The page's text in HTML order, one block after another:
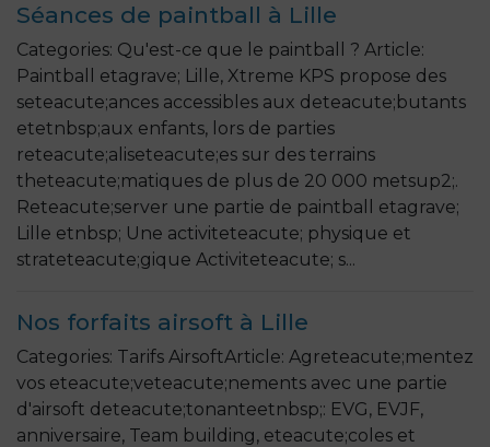
Séances de paintball à Lille
Categories: Qu'est-ce que le paintball ? Article:
Paintball etagrave; Lille, Xtreme KPS propose des
seteacute;ances accessibles aux deteacute;butants
etetnbsp;aux enfants, lors de parties
reteacute;aliseteacute;es sur des terrains
theteacute;matiques de plus de 20 000 metsup2;.
Reteacute;server une partie de paintball etagrave;
Lille etnbsp; Une activiteteacute; physique et
strateteacute;gique Activiteteacute; s...
Nos forfaits airsoft à Lille
Categories: Tarifs AirsoftArticle: Agreteacute;mentez
vos eteacute;veteacute;nements avec une partie
d'airsoft deteacute;tonanteetnbsp;: EVG, EVJF,
anniversaire, Team building, eteacute;coles et